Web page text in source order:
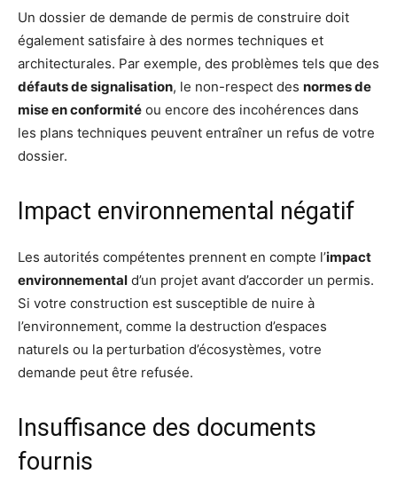
Un dossier de demande de permis de construire doit
également satisfaire à des normes techniques et
architecturales. Par exemple, des problèmes tels que des
défauts de signalisation, le non-respect des normes de
mise en conformité ou encore des incohérences dans
les plans techniques peuvent entraîner un refus de votre
dossier.
Impact environnemental négatif
Les autorités compétentes prennent en compte l’impact
environnemental d’un projet avant d’accorder un permis.
Si votre construction est susceptible de nuire à
l’environnement, comme la destruction d’espaces
naturels ou la perturbation d’écosystèmes, votre
demande peut être refusée.
Insuffisance des documents
fournis